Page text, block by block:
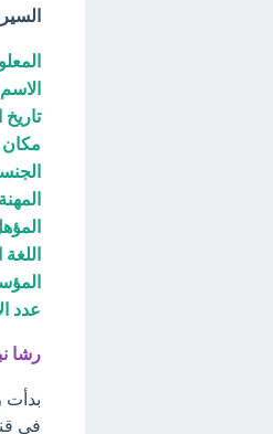
تاريخ
مكان
اللغة
عدد
رشا
بدأت
في